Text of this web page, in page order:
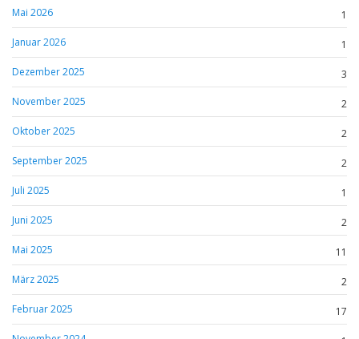
Mai 2026
1
Januar 2026
1
Dezember 2025
3
November 2025
2
Oktober 2025
2
September 2025
2
Juli 2025
1
Juni 2025
2
Mai 2025
11
März 2025
2
Februar 2025
17